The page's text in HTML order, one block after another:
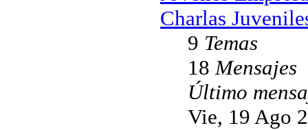
Charlas
9 Temas
18Mensajes
Último
Vie, 19 Ago